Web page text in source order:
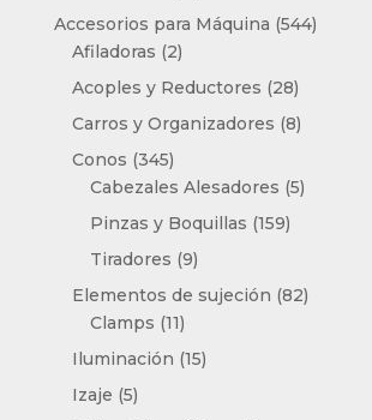
productos
Accesorios para Máquina 544544
Afiladoras 22
productos
Acoples y Reductores 2828
productos
Carros y Organizadores 88
Conos 345345
productos
Cabezales Alesadores 55
Pinzas y Boquillas 159159
Tiradores 99
productos
Elementos de sujeción 8282
Clamps 1111
productos
Iluminación 1515
Izaje 55